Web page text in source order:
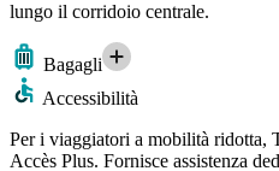
lungo il corridoio centrale.
Bagagli
Accessibilità
Per i viaggiatori a mobilità
Accès Plus. Fornisce assistenza